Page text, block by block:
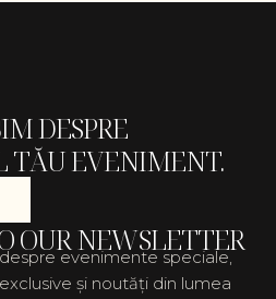
DESPRE
TĂU EVENIMENT.
OUR NEWSLETTER
evenimente speciale,
și noutăți din lumea